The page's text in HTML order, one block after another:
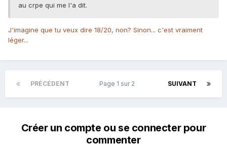
au crpe qui me l'a dit.
J'imagine que tu veux dire 18/20, non? Sinon... c'est vraiment
léger...
PRÉCÉDENT SUIVANT
Page 1 sur 2
Créer un compte ou se connecter pour
commenter